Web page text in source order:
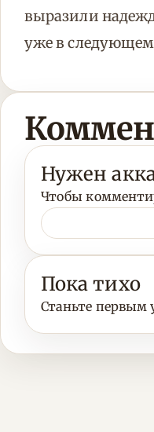
выразили
уже в
Нужен
Чтобы
Пока тихо
Станьте первым